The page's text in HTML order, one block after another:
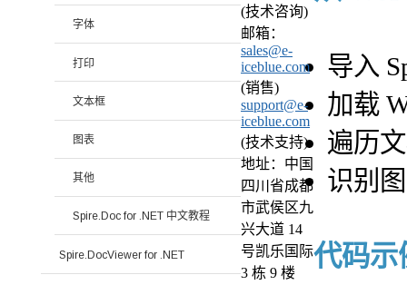
导入
加载
遍历
识别
代码示
字体
打印
文本框
图表
其他
Spire.Doc for .NET 中文教程
Spire.DocViewer for .NET
(技术咨询)
邮箱：
sales@e-
iceblue.com
(销售)
support@e-
iceblue.com
(技术支持)
地址：中国
四川省成都
市武侯区九
兴大道 14
号凯乐国际
3 栋 9 楼